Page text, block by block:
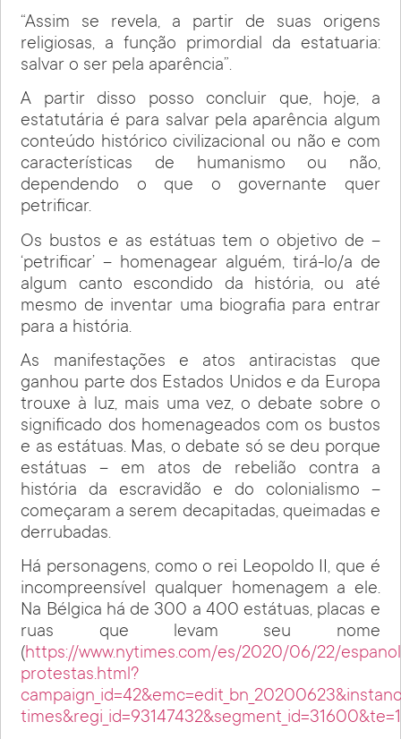
“Assim se revela, a partir de suas origens
religiosas, a função primordial da estatuaria:
salvar o ser pela aparência”.
A partir disso posso concluir que, hoje, a
estatutária é para salvar pela aparência algum
conteúdo histórico civilizacional ou não e com
características de humanismo ou não,
dependendo o que o governante quer
petrificar.
Os bustos e as estátuas tem o objetivo de –
‘petrificar’ – homenagear alguém, tirá-lo/a de
algum canto escondido da história, ou até
mesmo de inventar uma biografia para entrar
para a história.
As manifestações e atos antiracistas que
ganhou parte dos Estados Unidos e da Europa
trouxe à luz, mais uma vez, o debate sobre o
significado dos homenageados com os bustos
e as estátuas. Mas, o debate só se deu porque
estátuas – em atos de rebelião contra a
história da escravidão e do colonialismo –
começaram a serem decapitadas, queimadas e
derrubadas.
Há personagens, como o rei Leopoldo II, que é
incompreensível qualquer homenagem a ele.
Na Bélgica há de 300 a 400 estátuas, placas e
ruas que levam seu nome
(https://www.nytimes.com/es/2020/06/22/
protestas.html?